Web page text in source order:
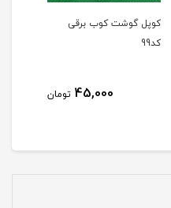
کوپل گوشت کوب برقی
کد99
45,000 تومان